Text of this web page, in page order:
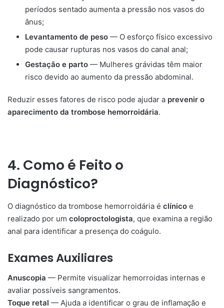
períodos sentado aumenta a pressão nos vasos do
ânus;
Levantamento de peso — O esforço físico excessivo
pode causar rupturas nos vasos do canal anal;
Gestação e parto — Mulheres grávidas têm maior
risco devido ao aumento da pressão abdominal.
Reduzir esses fatores de risco pode ajudar a prevenir o
aparecimento da trombose hemorroidária.
4. Como é Feito o
Diagnóstico?
O diagnóstico da trombose hemorroidária é clínico e
realizado por um coloproctologista, que examina a região
anal para identificar a presença do coágulo.
Exames Auxiliares
Anuscopia — Permite visualizar hemorroidas internas e
avaliar possíveis sangramentos.
Toque retal — Ajuda a identificar o grau de inflamação e